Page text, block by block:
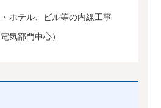
ホテル、ビル等の内線工事
気部門中心）